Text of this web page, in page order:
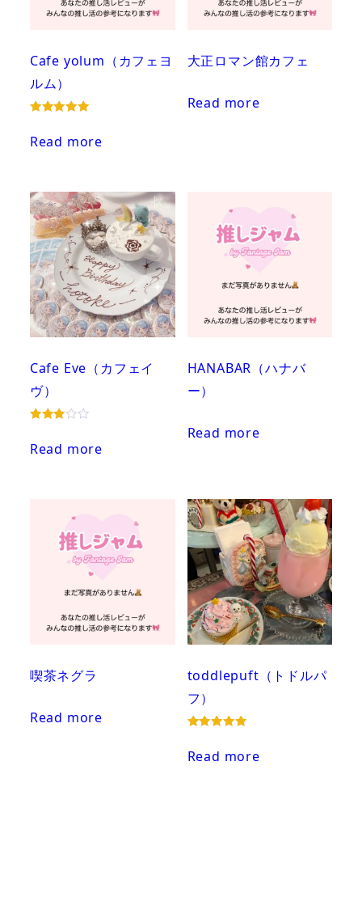
Cafe yolum（カフェヨ
ルム）
out of 5
Read more
大正ロマン館カフェ
Read more
Cafe Eve（カフェイ
ヴ）
out of
Read more
HANABAR（ハナバ
ー）
Read more
喫茶ネグラ
Read more
toddlepuft（トドルパ
フ）
out of 5
Read more